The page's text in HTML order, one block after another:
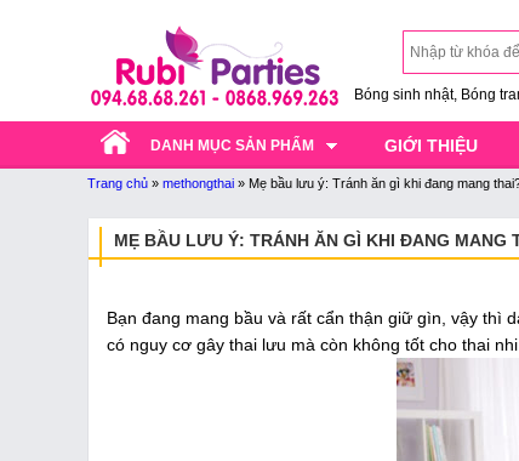
Bóng sinh nhật, Bóng
DANH MỤC SẢN PHẨM GIỚI THIỆU
Trang chủ » methongthai » Mẹ bầu lưu ý: Tránh ăn gì khi đang mang
MẸ BẦU LƯU Ý: TRÁNH ĂN GÌ KHI ĐANG MANG
Bạn đang mang bầu và rất cẩn thận giữ gìn, vậy thì
có nguy cơ gây thai lưu mà còn không tốt cho thai